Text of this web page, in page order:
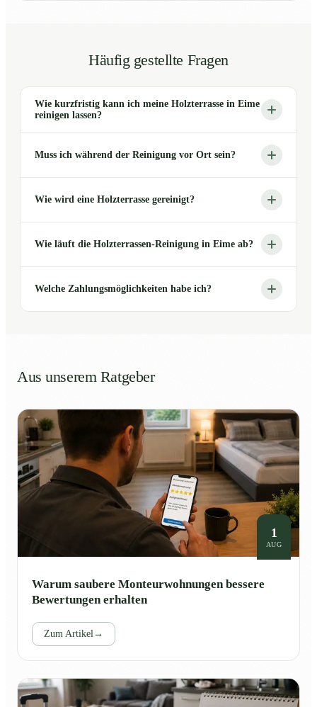
Häufig gestellte Fragen
Wie kurzfristig kann ich meine Holzterrasse in Eime
reinigen lassen?
Muss ich während der Reinigung vor Ort sein?
Wie wird eine Holzterrasse gereinigt?
Wie läuft die Holzterrassen-Reinigung in Eime ab?
Welche Zahlungsmöglichkeiten habe ich?
Aus unserem Ratgeber
1
AUG
Warum saubere Monteurwohnungen bessere
Bewertungen erhalten
Zum Artikel→